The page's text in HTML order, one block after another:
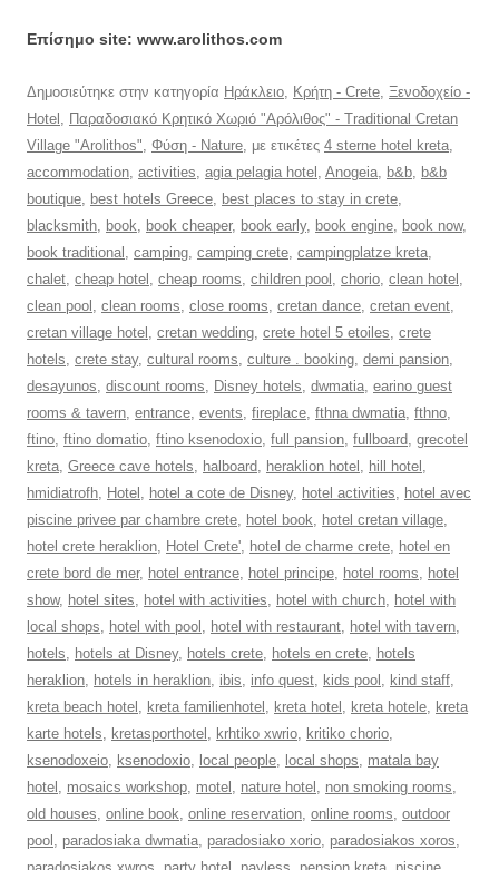
Επίσημο site: www.arolithos.com
Δημοσιεύτηκε στην κατηγορία Ηράκλειο, Κρήτη - Crete, Ξενοδοχείο -
Hotel , Παραδοσιακό Κρητικό Χωριό "Αρόλιθος" - Traditional Cretan
Village "Arolithos", Φύση - Nature, με ετικέτες 4 sterne hotel kreta,
accommodation, activities, agia pelagia hotel , Anogeia, b&b, b&b
boutique, best hotels Greece, best places to stay in crete,
blacksmith, book, book cheaper, book early, book engine, book now,
book traditional , camping, camping crete, campingplatze kreta,
chalet, cheap hotel , cheap rooms, children pool , chorio, clean hotel ,
clean pool , clean rooms, close rooms, cretan dance, cretan event,
cretan village hotel , cretan wedding, crete hotel 5 etoiles, crete
hotels, crete stay, cultural rooms, culture . booking, demi pansion,
desayunos, discount rooms, Disney hotels, dwmatia, earino guest
rooms & tavern, entrance, events, fireplace, fthna dwmatia, fthno,
ftino, ftino domatio, ftino ksenodoxio, full pansion, fullboard, grecotel
kreta, Greece cave hotels, halboard, heraklion hotel , hill hotel ,
hmidiatrofh, Hotel , hotel a cote de Disney, hotel activities, hotel avec
piscine privee par chambre crete, hotel book, hotel cretan village,
hotel crete heraklion, Hotel Crete', hotel de charme crete, hotel en
crete bord de mer, hotel entrance, hotel principe, hotel rooms, hotel
show, hotel sites, hotel with activities, hotel with church, hotel with
local shops, hotel with pool , hotel with restaurant, hotel with tavern,
hotels, hotels at Disney, hotels crete, hotels en crete, hotels
heraklion, hotels in heraklion, ibis, info quest, kids pool , kind staff,
kreta beach hotel , kreta familienhotel , kreta hotel , kreta hotele, kreta
karte hotels, kretasporthotel , krhtiko xwrio, kritiko chorio,
ksenodoxeio, ksenodoxio, local people, local shops, matala bay
hotel , mosaics workshop, motel , nature hotel , non smoking rooms,
old houses, online book, online reservation, online rooms, outdoor
pool , paradosiaka dwmatia, paradosiako xorio, paradosiakos xoros,